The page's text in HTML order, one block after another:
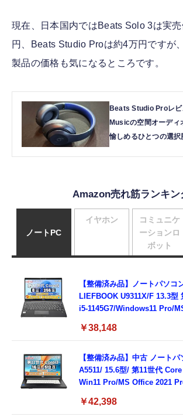
現在、日本国内ではBeats Solo 3は実
円、Beats Studio Proは約4万円ですが
製品の価格も気になるところです。
Beats Studio Proレ
Musicの空間オーディ
愉しめるひとつの選
Amazon売れ筋ランキン
ノートPC
【整備済み品】ノートパソコ
LIEFBOOK U9311X/F 13.3型
i5-1145G7/Windows11 Pro/
Type-C/360度回転対応/有線静
8GB,SSD256GB)
￥38,148
【整備済み品】中古 ノート
A5511/ 15.6型/ 第11世代
Win11 Pro/MS Office 2021
3.0)/ 有線静音マウス付属/ 180
￥42,398
イヤホン
コミュニケ
ーションロ
ボット